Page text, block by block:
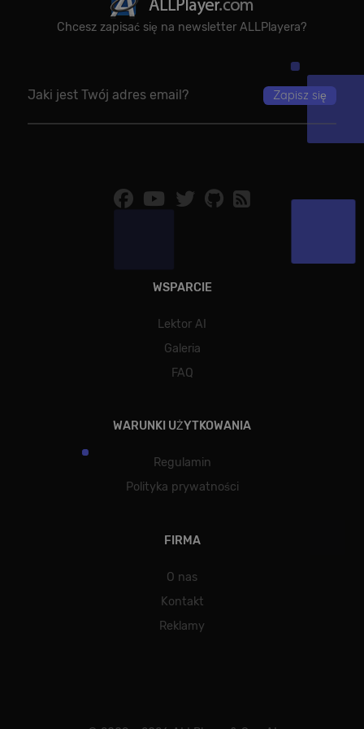
Chcesz zapisać się na newsletter ALLPlayera?
WSPARCIE
Lektor AI
Galeria
FAQ
WARUNKI UŻYTKOWANIA
Regulamin
Polityka prywatności
FIRMA
O nas
Kontakt
Reklamy
identyfikacji konkretnego użytkownika.
Nazwa
Domena
przechowywania
Opis
{32}